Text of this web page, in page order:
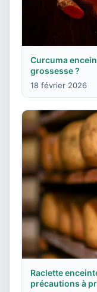
Curcuma
grossesse ?
18 février 2026
Raclette
précautions à